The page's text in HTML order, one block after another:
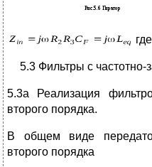
где
5.3 Фильтры с частотно-
5.3а Реализация
второго порядка.
В общем виде
второго порядка